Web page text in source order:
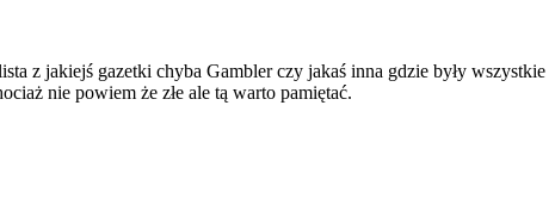
z jakiejś gazetki chyba Gambler czy jakaś inna gdzie były wszystkie
nie powiem że złe ale tą warto pamiętać.